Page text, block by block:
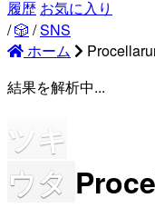
履歴 お気に入り
/🎲 /SNS
ホーム
結果を解析中...
ツキ
ウタ